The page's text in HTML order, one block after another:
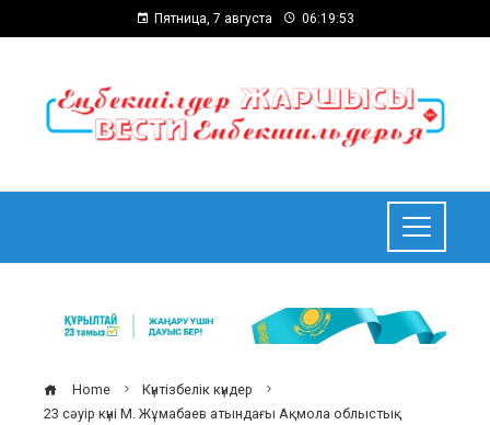
Пятница, 7 августа 06:19:54
Home
Күнтізбелік күндер
23 сәуір күні М. Жұмабаев атындағы Ақмола облыстық